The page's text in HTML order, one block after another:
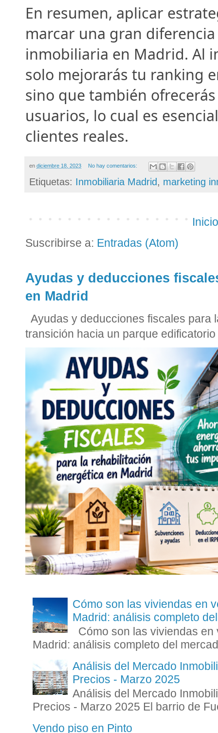
En resumen, aplicar
marcar una gran
inmobiliaria en Madrid. Al
solo mejorarás tu ranking
sino que también
usuarios, lo cual es
clientes reales.
en diciembre 18, 2023 No hay comentarios:
Etiquetas: Inmobiliaria Madrid marketing
Inicio
Suscribirse a: Entradas (Atom)
Ayudas y deducciones
en Madrid
Ayudas y deducciones fiscales para
transición hacia un parque
Cómo son las viviendas en
Madrid: análisis completo
Cómo son las viviendas
Madrid: análisis completo del
Análisis del Mercado
Precios - Marzo 2025
Análisis del Mercado
Precios - Marzo 2025 El barrio de
Vendo piso en Pinto